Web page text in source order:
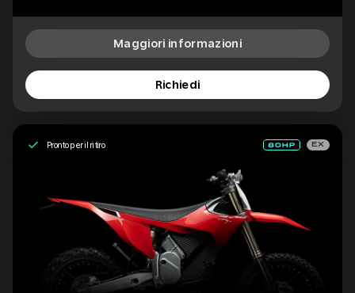
Maggiori informazioni
Richiedi
Pronto per il ritiro EX